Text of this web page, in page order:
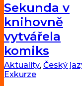
Sekunda v
knihovně
vytvářela
komiks
Aktuality, Český
Exkurze